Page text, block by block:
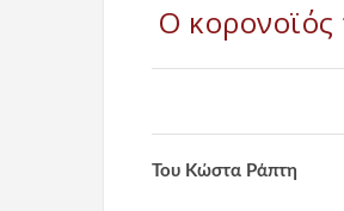
Ο κορονοϊός
Του Κώστα Ράπτη